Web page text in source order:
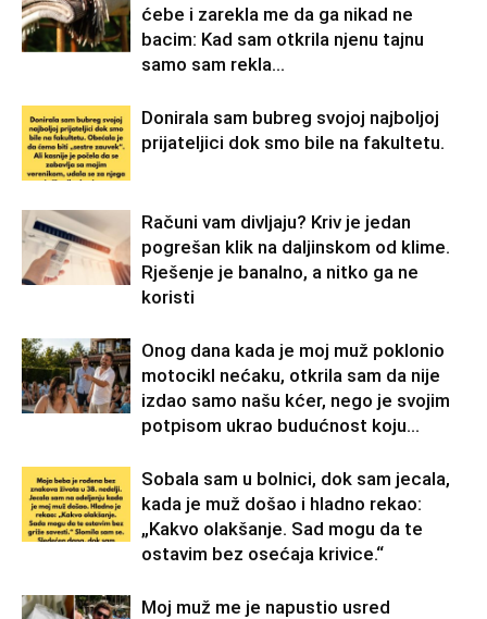
ćebe i zarekla me da ga nikad ne
bacim: Kad sam otkrila njenu tajnu
samo sam rekla...
Donirala sam bubreg svojoj najboljoj
prijateljici dok smo bile na fakultetu.
Računi vam divljaju? Kriv je jedan
pogrešan klik na daljinskom od klime.
Rješenje je banalno, a nitko ga ne
koristi
Onog dana kada je moj muž poklonio
motocikl nećaku, otkrila sam da nije
izdao samo našu kćer, nego je svojim
potpisom ukrao budućnost koju...
Sobala sam u bolnici, dok sam jecala,
kada je muž došao i hladno rekao:
„Kakvo olakšanje. Sad mogu da te
ostavim bez osećaja krivice.“
Moj muž me je napustio usred